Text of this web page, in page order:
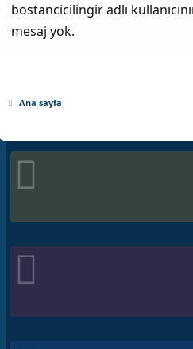
bostancicilingir adlı
mesaj yok.
Ana sayfa